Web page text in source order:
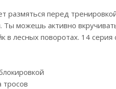
размяться перед
Ты можешь активно
в лесных поворотах. 14
тросов